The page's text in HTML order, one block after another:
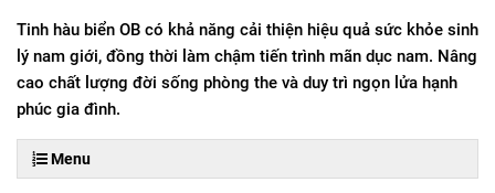
Tinh hàu biển OB có khả năng cải thiện hiệu quả sức khỏe sinh
lý nam giới, đồng thời làm chậm tiến trình mãn dục nam. Nâng
cao chất lượng đời sống phòng the và duy trì ngọn lửa hạnh
phúc gia đình.
Menu